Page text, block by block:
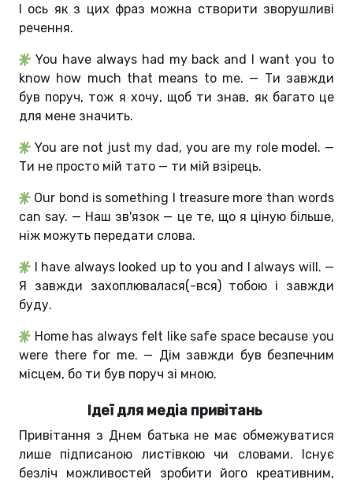
І ось як з цих фраз можна створити зворушливі
речення.
You have always had my back and I want you to
know how much that means to me. — Ти завжди
був поруч, тож я хочу, щоб ти знав, як багато це
для мене значить.
You are not just my dad, you are my role model. —
Ти не просто мій тато — ти мій взірець.
Our bond is something I treasure more than words
can say. — Наш зв'язок — це те, що я ціную більше,
ніж можуть передати слова.
I have always looked up to you and I always will. —
Я завжди захоплювалася(-вся) тобою і завжди
буду.
Home has always felt like safe space because you
were there for me. — Дім завжди був безпечним
місцем, бо ти був поруч зі мною.
Ідеї для медіа привітань
Привітання з Днем батька не має обмежуватися
лише підписаною листівкою чи словами. Існує
безліч можливостей зробити його креативним,